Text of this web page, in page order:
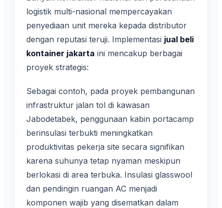
logistik multi-nasional mempercayakan
penyediaan unit mereka kepada distributor
dengan reputasi teruji. Implementasi jual beli
kontainer jakarta ini mencakup berbagai
proyek strategis:
Sebagai contoh, pada proyek pembangunan
infrastruktur jalan tol di kawasan
Jabodetabek, penggunaan kabin portacamp
berinsulasi terbukti meningkatkan
produktivitas pekerja site secara signifikan
karena suhunya tetap nyaman meskipun
berlokasi di area terbuka. Insulasi glasswool
dan pendingin ruangan AC menjadi
komponen wajib yang disematkan dalam